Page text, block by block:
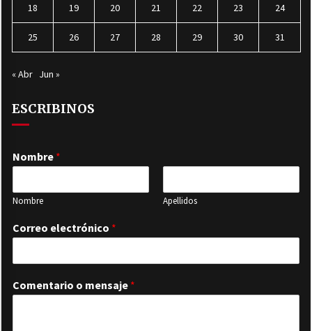
18 19 20 21 22 23 24
25 26 27 28 29 30 31
« Abr Jun »
ESCRIBINOS
Nombre *
Nombre Apellidos
Correo electrónico *
Comentario o mensaje *